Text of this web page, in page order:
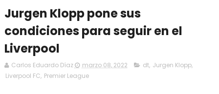
Jurgen Klopp pone sus
condiciones para seguir en el
Liverpool
Carlos Eduardo Díaz marzo 08, 2022 dt, Jurgen Klopp,
Liverpool FC, Premier League